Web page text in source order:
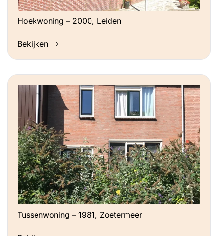
Hoekwoning – 2000, Leiden
Bekijken
Tussenwoning – 1981, Zoetermeer